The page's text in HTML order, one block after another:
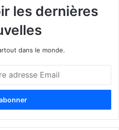
les dernières
dans le monde.